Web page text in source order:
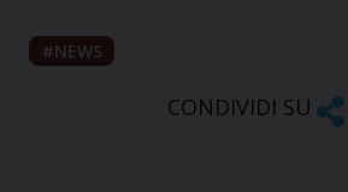
NEWS
CONDIVIDI SU